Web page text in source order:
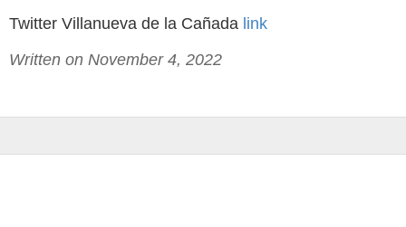
Twitter Villanueva de la Cañada link
Written on November 4, 2022